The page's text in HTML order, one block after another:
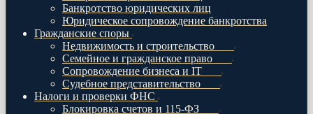
Банкротство юридических лиц
Юридическое сопровождение банкротства
Гражданские споры
Недвижимость и строительство
Семейное и гражданское право
Сопровождение бизнеса и IT
Судебное представительство
Налоги и проверки ФНС
Блокировка счетов и 115-ФЗ